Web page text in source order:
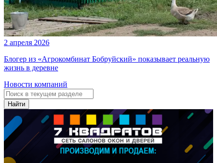
2 апреля 2026
Блогер из «Агрокомбинат Бобруйский» показывает реальную
жизнь в деревне
Новости компаний
Найти